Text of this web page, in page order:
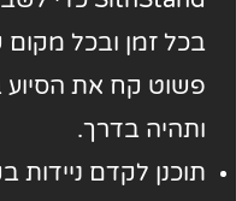
בכל זמן ובכל
פשוט קח את
ותהיה בדרך.
תוכנן לקדם ניידות